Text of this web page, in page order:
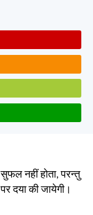
नहीं होता, परन्तु
दया की जायेगी।